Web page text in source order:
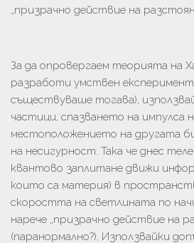
„призрачно действие на
За да опровергаем теорията на
разработи умствен
съществуваше тогава),
частици, спазването на импулса
местоположението на другата
на несигурност. Така че днес
квантово заплитане движи
които са материя) в
скоростта на светлината по
нарече „призрачно действие на
(паранормално?), Използвайки